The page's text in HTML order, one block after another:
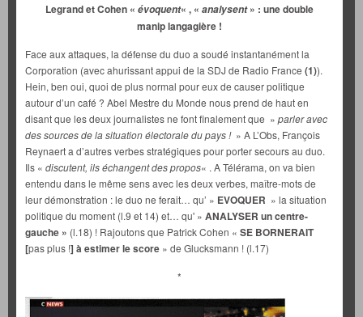
Legrand et Cohen « évoquent« , « analysent» : une double
manip langagière !
Face aux attaques, la défense du duo a soudé instantanément la
Corporation (avec ahurissant appui de la SDJ de Radio France (1)).
Hein, ben oui, quoi de plus normal pour eux de causer politique
autour d’un café ? Abel Mestre du Monde nous prend de haut en
disant que les deux journalistes ne font finalement que » parler avec
des sources de la situation électorale du pays ! » A L’Obs, François
Reynaert a d’autres verbes stratégiques pour porter secours au duo.
Ils « discutent, ils échangent des propos« . A Télérama, on va bien
entendu dans le même sens avec les deux verbes, maître-mots de
leur démonstration : le duo ne ferait… qu’ » EVOQUER » la situation
politique du moment (l.9 et 14) et… qu' » ANALYSER un centre-
gauche » (l.18) ! Rajoutons que Patrick Cohen « SE BORNERAIT
[pas plus !] à estimerle score » de Glucksmann ! (l.17)
*